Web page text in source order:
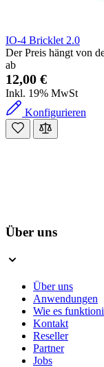
IO-4 Bricklet 2.0
Der Preis hängt von
ab
12,00 €
Inkl. 19% MwSt
Konfigurieren
Über uns
Über uns
Anwendungen
Wie es
Kontakt
Reseller
Partner
Jobs